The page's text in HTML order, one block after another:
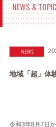
NEWS &
地域「超」体
令和3年8月7日